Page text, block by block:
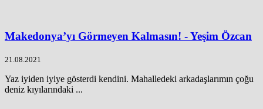
Makedonya’yı Görmeyen Kalmasın! - Yeşim Özcan
21.08.2021
Yaz iyiden iyiye gösterdi kendini. Mahalledeki arkadaşlarımın çoğu
deniz kıyılarındaki ...